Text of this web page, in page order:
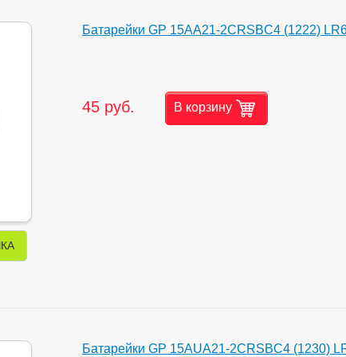
Батарейки GP 15AA21-2CRSBC4 (1222)
45 руб. В корзину
Батарейки GP 15AUA21-2CRSBC4 (1230)